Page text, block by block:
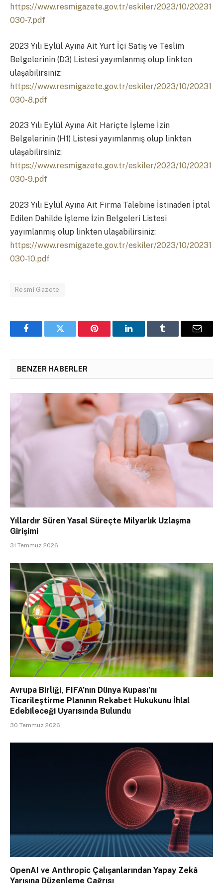
https://www.resmigazete.gov.tr/eskiler/2023/10/20231
030-7.pdf
2023 Yılı Eylül Ayına Ait Yurt İçi Satış ve Teslim
Belgelerinin (D3) Listesi yayımlanmış olup linkten
ulaşabilirsiniz:
https://www.resmigazete.gov.tr/eskiler/2023/10/20231
030-8.pdf
2023 Yılı Eylül Ayına Ait Hariçte İşleme İzin
Belgelerinin (H1) Listesi yayımlanmış olup linkten
ulaşabilirsiniz:
https://www.resmigazete.gov.tr/eskiler/2023/10/20231
030-9.pdf
2023 Yılı Eylül Ayına Ait Firma Talebine İstinaden İptal
Edilen Dahilde İşleme İzin Belgeleri Listesi
yayımlanmış olup linkten ulaşabilirsiniz:
https://www.resmigazete.gov.tr/eskiler/2023/10/20231
030-10.pdf
Resmî Gazete
FacebookTwitter Pinterest LinkedInTumblr Email
BENZER HABERLER
Yıllardır Süren Yasal Süreçte Milyarlık Uzlaşma
Girişimi
31 Temmuz 2026
Avrupa Birliği, FIFA’nın Dünya Kupası’nı
Ticarileştirme Planının Rekabet Hukukunu İhlal
Edebileceği Uyarısında Bulundu
30 Temmuz 2026
OpenAI ve Anthropic Çalışanlarından Yapay Zekâ
Yarışına Düzenleme Çağrısı